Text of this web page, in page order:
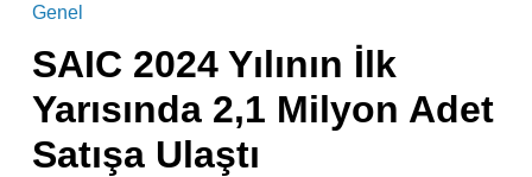
Genel
SAIC 2024 Yılının İlk
Yarısında 2,1 Milyon Adet
Satışa Ulaştı